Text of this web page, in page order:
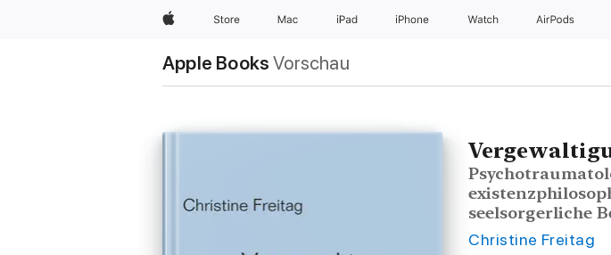
Apple Store Mac iPad iPhone Watch AirPods
Apple Books Vorschau
seelsorgerliche
Christine Freitag